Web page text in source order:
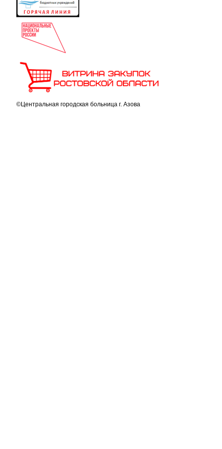
©Центральная городская больница г. Азова